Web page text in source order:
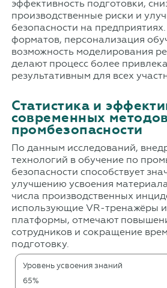
эффективность подготовки,
производственные риски и
безопасности на предприятиях.
форматов, персонализация
возможность моделирования
делают процесс более
результативным для всех
Статистика и
современных
промбезопасности
По данным исследований,
технологий в обучение по
безопасности способствует
улучшению усвоения
числа производственных
использующие VR-тренажёры
платформы, отмечают
сотрудников и сокращение
подготовку.
Уровень усвоения знаний
65%